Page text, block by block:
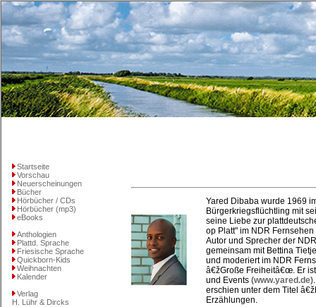
Startseite
Vorschau
Neuerscheinungen
Bücher
Hörbücher / CDs
Hörbücher (mp3)
eBooks
Anthologien
Plattd. Sprache
Friesische Sprache
Quickborn-Kids
Weihnachten
Kalender
Verlag
H. Lühr & Dircks
Yared Dibaba wurde 1969
Bürgerkriegsflüchtling mit
seine Liebe zur
op Platt" im NDR
Autor und Sprecher der
gemeinsam mit Bettina
und moderiert im NDR
â€žGroße Freiheitâ€œ. Er
und Events (www.yared.de)
erschien unter dem Titel
Erzählungen.